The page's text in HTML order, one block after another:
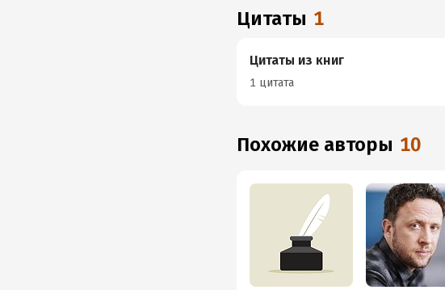
Цитаты 1
Цитаты из книг
1 цитата
Похожие авторы 10